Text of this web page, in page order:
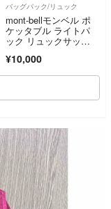
バッグパック/リュック
mont-bellモンベル ポ
ケッタブル ライトパ
ック リュックサッ
¥10,000